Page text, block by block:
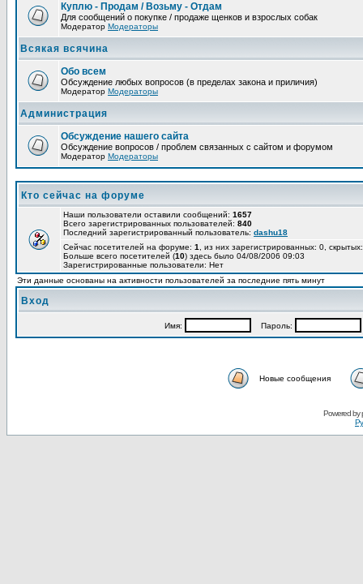
Куплю - Продам / Возьму - Отдам
Для сообщений о покупке / продаже щенков и взрослых собак
Модератор Модераторы
Всякая всячина
Обо всем
Обсуждение любых вопросов (в пределах закона и приличия)
Модератор Модераторы
Администрация
Обсуждение нашего сайта
Обсуждение вопросов / проблем связанных с сайтом и форумом
Модератор Модераторы
Кто сейчас на форуме
Наши пользователи оставили сообщений: 1657
Всего зарегистрированных пользователей: 840
Последний зарегистрированный пользователь: dashu18
Сейчас посетителей на форуме: 1
, из них зарегистрированных: 0,
Больше всего посетителей (10) здесь было 04/08/2006 09:03
Зарегистрированные пользователи: Нет
Эти данные основаны на активности пользователей за последние пять минут
Вход
Имя: Пароль:
Новые сообщения
Powered by